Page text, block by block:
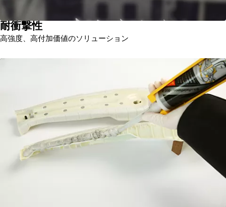
耐衝撃性
高強度、高付加価値のソリューション